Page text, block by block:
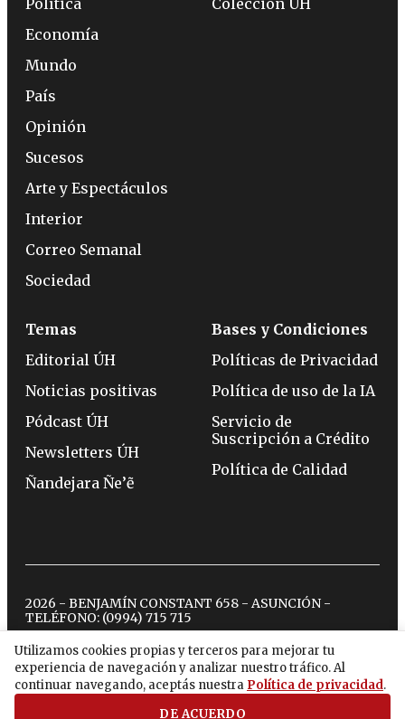
Utilizamos cookies propias y terceros para mejorar tu
experiencia de navegación y analizar nuestro tráfico. Al
continuar navegando, aceptás nuestra Política de privacidad.
DE ACUERDO
Economía
Mundo
País
Opinión
Sucesos
Arte y Espectáculos
Interior
Correo Semanal
Sociedad
Temas
Editorial ÚH
Noticias positivas
Pódcast ÚH
Newsletters ÚH
Ñandejara Ñe’ẽ
Bases y Condiciones
Políticas de Privacidad
Política de uso de la IA
Servicio de
Suscripción a Crédito
Política de Calidad
2026 - BENJAMÍN CONSTANT 658 - ASUNCIÓN -
TELÉFONO: (0994) 715 715
twitterinstagram
facebook
tiktokyoutubespotify